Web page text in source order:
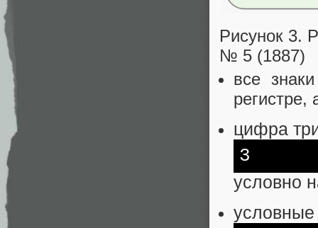
Рисунок 3.
№ 5 (1887)
все
цифра
3
условно
условные